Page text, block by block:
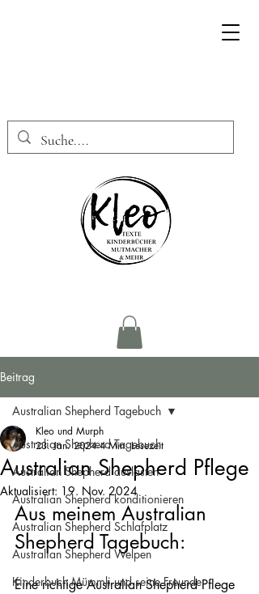
Beitrag
Australian Shepherd Tagebuch
Australian Shepherd auslasten
Australian Shepherd konditionieren
Australian Shepherd Schlafplatz
Australian Shepherd Welpen
Kinderbuch Mümmli und seine Freunde
Australian Shepherd Tagebuch
Australian Shepherd Pflege
Kleo und Murph
23. Jan. 2024 4 Min. Lesezeit
Aktualisiert: 19. Nov. 2024
Aus meinem Australian
Shepherd Tagebuch:
Eine richtige Australian Shepherd Pflege